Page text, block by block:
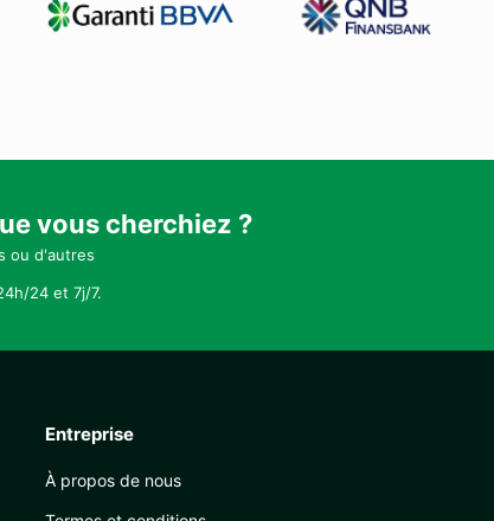
vous cherchiez ?
ou d'autres
24 et 7j/7.
Entreprise
À propos de nous